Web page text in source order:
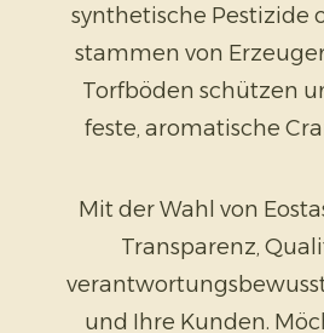
synthetische
stammen von
Torfböden schützen
feste, aromatische
Mit der Wahl von
Transparenz,
und Ihre Kunden.